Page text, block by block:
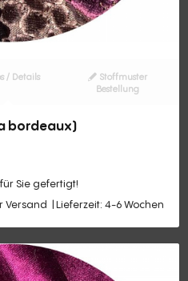
/ Details
Stoffmuster
Bestellung
bordeaux)
Sie gefertigt!
Versand Lieferzeit: 4-6 Wochen